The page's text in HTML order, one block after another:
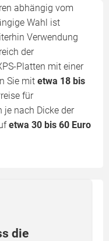
abhängig vom
Wahl ist
Verwendung
der
Platten mit einer
Sie mit etwa 18 bis
für
nach Dicke der
etwa 30 bis 60 Euro
die